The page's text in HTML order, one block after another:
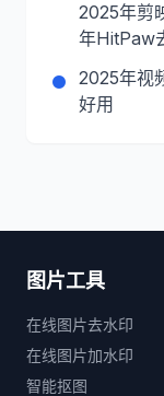
2025年剪
年HitPaw
2025年视
好用
图片工具
在线图片去水印
在线图片加水印
智能抠图